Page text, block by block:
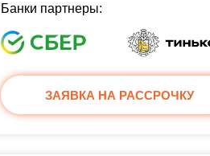
Банки партнеры:
ЗАЯВКА НА РАССРОЧКУ